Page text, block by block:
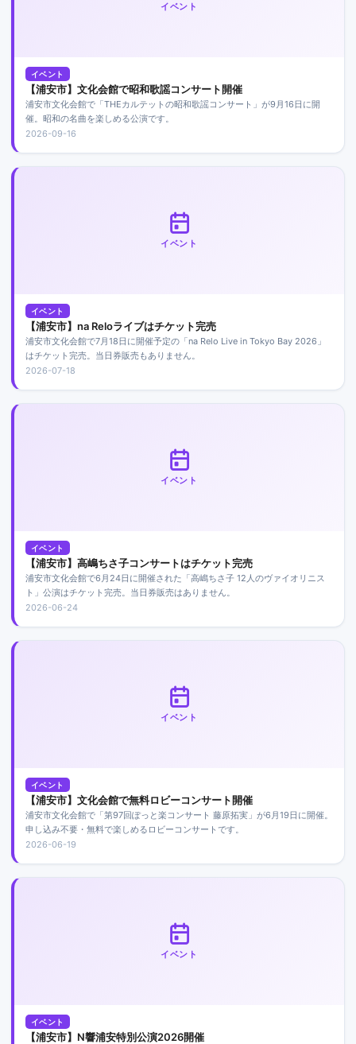
イベント
イベント
【浦安市】文化会館で昭和歌謡コンサート開催
浦安市文化会館で「THEカルテットの昭和歌謡コンサート」が9月16日に開
催。昭和の名曲を楽しめる公演です。
2026-09-16
イベント
イベント
【浦安市】na Reloライブはチケット完売
浦安市文化会館で7月18日に開催予定の「na Relo Live in Tokyo Bay 2026」
はチケット完売。当日券販売もありません。
2026-07-18
イベント
イベント
【浦安市】高嶋ちさ子コンサートはチケット完売
浦安市文化会館で6月24日に開催された「高嶋ちさ子 12人のヴァイオリニス
ト」公演はチケット完売。当日券販売はありません。
2026-06-24
イベント
イベント
【浦安市】文化会館で無料ロビーコンサート開催
浦安市文化会館で「第97回ぽっと楽コンサート 藤原拓実」が6月19日に開催。
申し込み不要・無料で楽しめるロビーコンサートです。
2026-06-19
イベント
イベント
【浦安市】N響浦安特別公演2026開催